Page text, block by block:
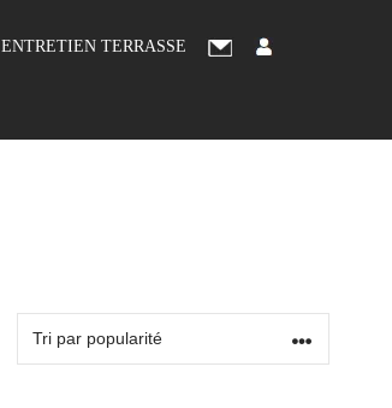
ENTRETIEN TERRASSE